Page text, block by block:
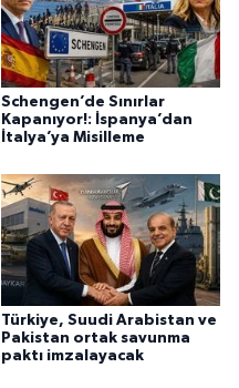
Schengen’de Sınırlar
Kapanıyor!: İspanya’dan
İtalya’ya Misilleme
Türkiye, Suudi Arabistan ve
Pakistan ortak savunma
paktı imzalayacak